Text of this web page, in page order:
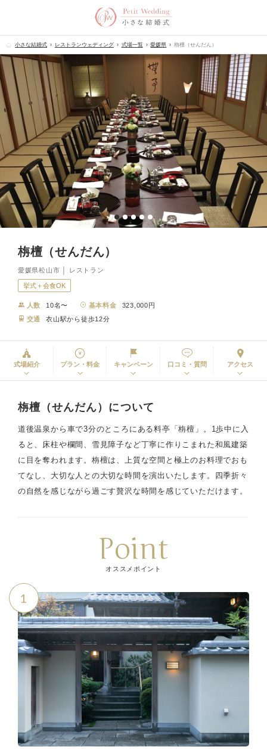
小さな結婚式 レストランウェディング 式場一覧 愛媛県 栴檀（せんだん）
栴檀（せんだん）
愛媛県松山市 │ レストラン
挙式＋会食OK
人数 10名〜 基本料金
323,000円
交通
衣山駅から徒歩12分
式場紹介 プラン・料金 キャンペーン 口コミ・質問 アクセス
栴檀（せんだん）について
道後温泉から車で3分のところにある料亭「栴檀」。1歩中に入
ると、床柱や欄間、雪見障子など丁寧に作りこまれた和風建築
に目を奪われます。栴檀は、上質な空間と極上のお料理でおも
てなし、大切な人との大切な時間を演出いたします。四季折々
の自然を感じながら過ごす贅沢な時間を感じていただけます。
Point
オススメポイント
1